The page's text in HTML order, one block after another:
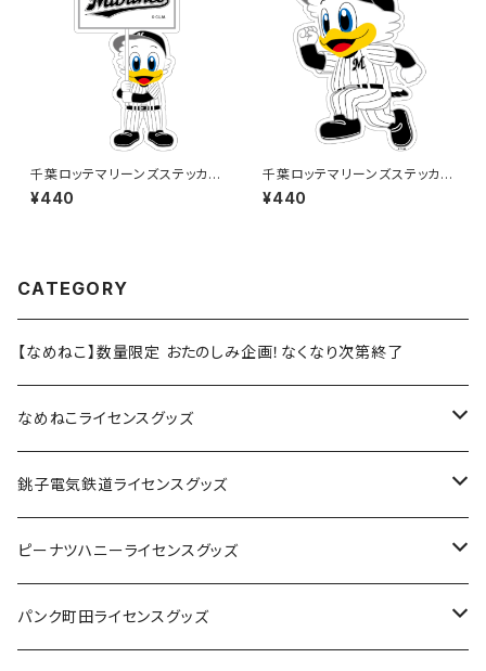
千葉ロッテマリーンズステッカー
12
¥440
千葉ロッテマリーンズステッカー
14
¥440
CATEGORY
【なめねこ】数量限定 おたのしみ企画！なくなり次第終了
なめねこライセンスグッズ
Tシャツ
キャップ
ステッカー
銚子電気鉄道ライセンスグッズ
ステッカー
缶バッジ
ピーナツハニーライセンスグッズ
Tシャツ
パンク町田ライセンスグッズ